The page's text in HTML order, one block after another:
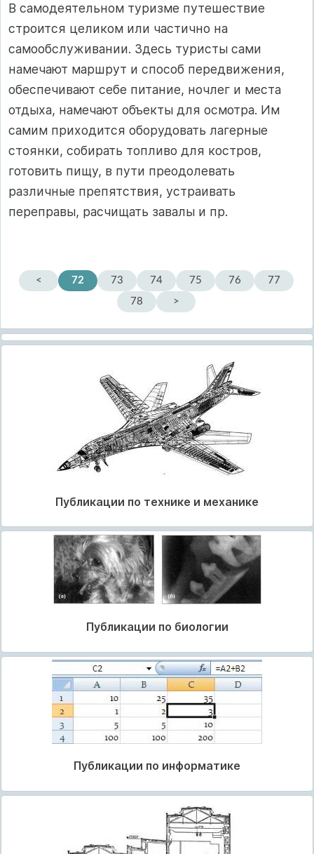
В самодеятельном туризме путешествие
строится целиком или частично на
самообслуживании. Здесь туристы сами
намечают маршрут и способ передвижения,
обеспечивают себе питание, ночлег и места
отдыха, намечают объекты для осмотра. Им
самим приходится оборудовать лагерные
стоянки, собирать топливо для костров,
готовить пищу, в пути преодолевать
различные препятствия, устра­ивать
переправы, расчищать завалы и пр.
< 72 73 74 75 76
77
78
>
Публикации по технике и механике
Публикации по биологии
Публикации по информатике